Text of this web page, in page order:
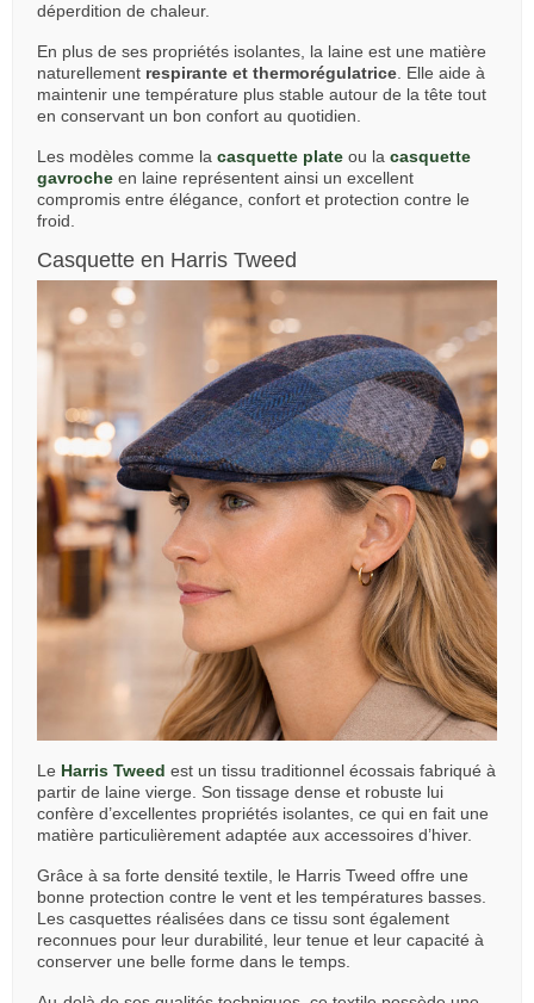
déperdition de chaleur.
En plus de ses propriétés isolantes, la laine est une matière
naturellement respirante et thermorégulatrice . Elle aide à
maintenir une température plus stable autour de la tête tout
en conservant un bon confort au quotidien.
Les modèles comme la casquette plate ou la casquette
gavroche en laine représentent ainsi un excellent
compromis entre élégance, confort et protection contre le
froid.
Casquette en Harris Tweed
Le Harris Tweed est un tissu traditionnel écossais fabriqué à
partir de laine vierge. Son tissage dense et robuste lui
confère d’excellentes propriétés isolantes, ce qui en fait une
matière particulièrement adaptée aux accessoires d’hiver.
Grâce à sa forte densité textile, le Harris Tweed offre une
bonne protection contre le vent et les températures basses.
Les casquettes réalisées dans ce tissu sont également
reconnues pour leur durabilité, leur tenue et leur capacité à
conserver une belle forme dans le temps.